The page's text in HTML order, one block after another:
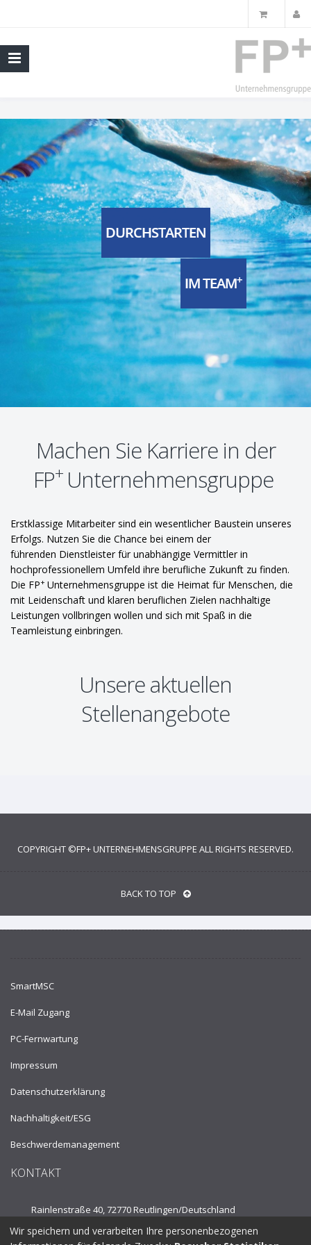
DURCHSTARTEN
IM TEAM+
Machen Sie Karriere in der
FP+ Unternehmensgruppe
Erstklassige Mitarbeiter sind ein wesentlicher Baustein unseres
Erfolgs. Nutzen Sie die Chance bei einem der
führenden Dienstleister für unabhängige Vermittler in
hochprofessionellem Umfeld ihre berufliche Zukunft zu finden.
Die FP+ Unternehmensgruppe ist die Heimat für Menschen, die
mit Leidenschaft und klaren beruflichen Zielen nachhaltige
Leistungen vollbringen wollen und sich mit Spaß in die
Teamleistung einbringen.
Unsere aktuellen
Stellenangebote
COPYRIGHT ©FP+ UNTERNEHMENSGRUPPE ALL RIGHTS RESERVED.
BACK TO TOP
SmartMSC
E-Mail Zugang
PC-Fernwartung
Impressum
Datenschutzerklärung
Nachhaltigkeit/ESG
Beschwerdemanagement
KONTAKT
Rainlenstraße 40, 72770 Reutlingen/Deutschland
Tel.: +49 7121 53910
Wir speichern und verarbeiten Ihre personenbezogenen